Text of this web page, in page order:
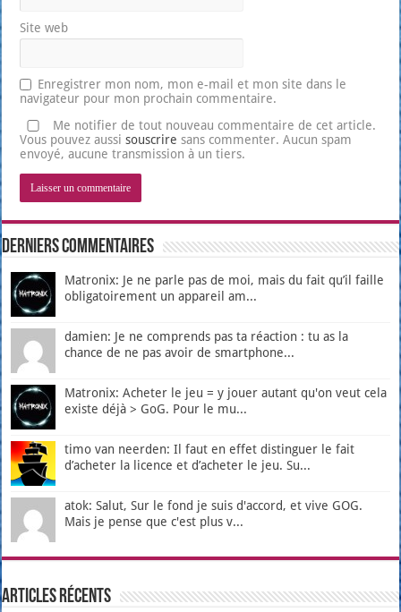
Site web
Enregistrer mon nom, mon e-mail et mon site dans le
navigateur pour mon prochain commentaire.
Me notifier de tout nouveau commentaire de cet article.
Vous pouvez aussisouscrire sans commenter. Aucun spam
envoyé, aucune transmission à un tiers.
Derniers Commentaires
Matronix: Je ne parle pas de moi, mais du fait qu’il faille
obligatoirement un appareil am...
damien: Je ne comprends pas ta réaction : tu as la
chance de ne pas avoir de smartphone...
Matronix: Acheter le jeu = y jouer autant qu'on veut cela
existe déjà > GoG. Pour le mu...
timo van neerden: Il faut en effet distinguer le fait
d’acheter la licence et d’acheter le jeu. Su...
atok: Salut, Sur le fond je suis d'accord, et vive GOG.
Mais je pense que c'est plus v...
Articles récents